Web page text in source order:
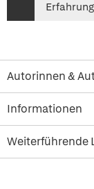
Autorinnen &
Informationen
Weiterführende